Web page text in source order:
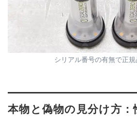
シリアル番号の有無で正
本物と偽物の見分け方：